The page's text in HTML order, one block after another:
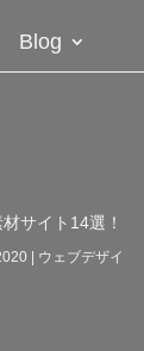
Blog
サイト14選！
| ウェブデザイ